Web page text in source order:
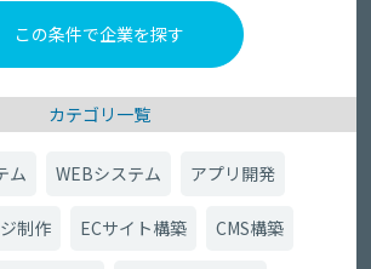
カテゴリ一覧
ム WEBシステム アプリ開発
制作 ECサイト構築 CMS構築